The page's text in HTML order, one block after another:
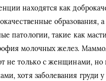
находятся как
образования,
патологии, такие как
молочных желез.
не только с женщинами, но
хотя заболевания груди